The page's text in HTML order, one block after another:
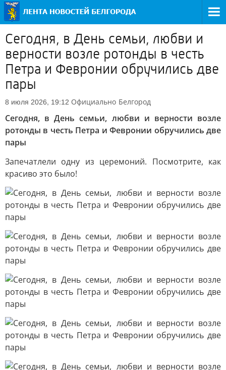
Сегодня, в День семьи, любви и
верности возле ротонды в честь
Петра и Февронии обручились две
пары
8 июля 2026, 19:12 Официально Белгород
Сегодня, в День семьи, любви и верности возле
ротонды в честь Петра и Февронии обручились две
пары
Запечатлели одну из церемоний. Посмотрите, как
красиво это было!